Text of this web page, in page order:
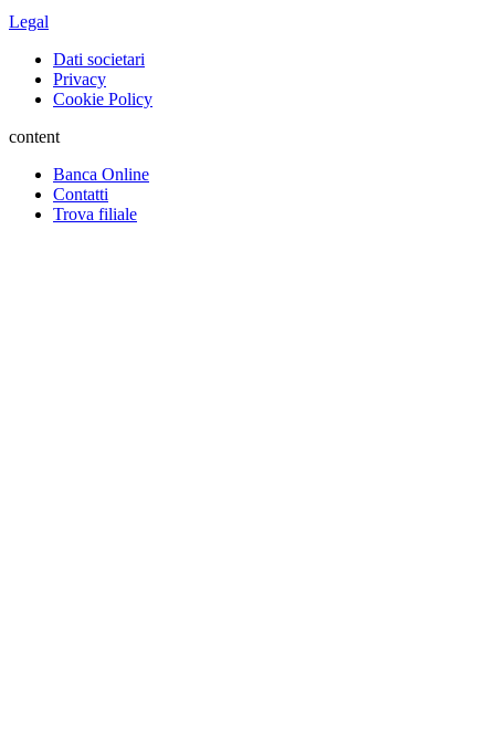
Legal
Dati societari
Privacy
Cookie Policy
content
Banca Online
Contatti
Trova filiale